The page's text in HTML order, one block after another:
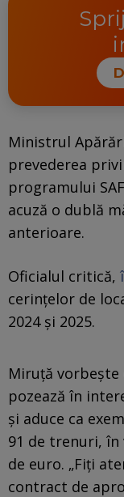
Ministrul
prevederea
programului
acuză o dublă
anterioare.
Oficialul critică,
cerințelor de
2024 și 2025.
Miruță vorbește
pozează în
și aduce ca
91 de trenuri, în
de euro. „Fiți
contract de